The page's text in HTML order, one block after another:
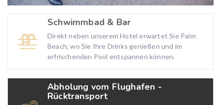
Schwimmbad & Bar
Direkt neben unserem Hotel erwartet Sie Palm
Beach, wo Sie Ihre Drinks genießen und im
erfrischenden Pool entspannen können.
Abholung vom Flughafen -
Rücktransport